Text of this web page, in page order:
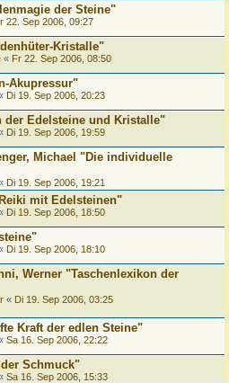
der Steine"
22. Sep 2006, 09:27
Kristalle"
« Fr 22. Sep 2006, 08:50
Akupressur"
Di 19. Sep 2006, 20:23
der Edelsteine und Kristalle"
Di 19. Sep 2006, 19:59
Michael "Die individuelle
Di 19. Sep 2006, 19:21
mit Edelsteinen"
Di 19. Sep 2006, 18:50
Di 19. Sep 2006, 18:10
Werner "Taschenlexikon der
« Di 19. Sep 2006, 03:25
Kraft der edlen Steine"
Sa 16. Sep 2006, 22:22
Schmuck"
Sa 16. Sep 2006, 15:33